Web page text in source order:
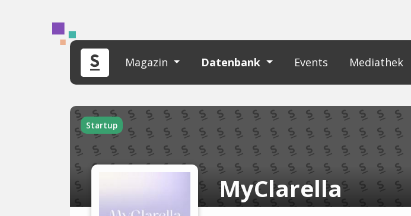
Magazin Datenbank Events Mediathek
Startup
MyClarella